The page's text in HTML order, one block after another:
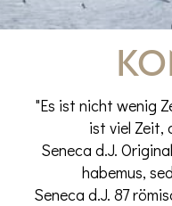
"Es ist nicht wenig
ist viel Zeit,
Seneca d.J.
habemus,
Seneca d.J. 87